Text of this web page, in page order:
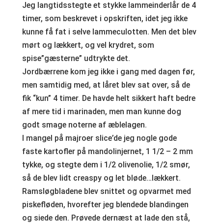
Jeg langtidsstegte et stykke lammeinderlår de 4
timer, som beskrevet i opskriften, idet jeg ikke
kunne få fat i selve lammeculotten. Men det blev
mørt og lækkert, og vel krydret, som
spise”gæsterne” udtrykte det.
Jordbærrene kom jeg ikke i gang med dagen før,
men samtidig med, at låret blev sat over, så de
fik “kun” 4 timer. De havde helt sikkert haft bedre
af mere tid i marinaden, men man kunne dog
godt smage noterne af æblelagen.
I mangel på majroer slice’de jeg nogle gode
faste kartofler på mandolinjernet, 1 1/2 – 2 mm
tykke, og stegte dem i 1/2 olivenolie, 1/2 smør,
så de blev lidt creaspy og let bløde…lækkert.
Ramsløgbladene blev snittet og opvarmet med
piskefløden, hvorefter jeg blendede blandingen
og siede den. Prøvede dernæst at lade den stå,